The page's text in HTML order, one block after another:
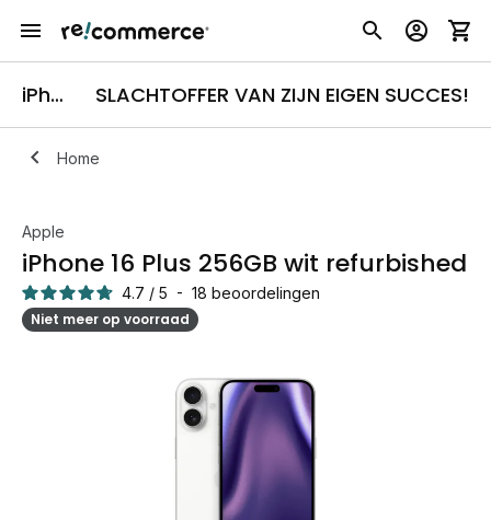
iPhone 16 Plus SLACHTOFFER VAN ZIJN EIGEN SUCCES!
Home
Apple
iPhone 16 Plus 256GB wit refurbished
4.7 / 5 - 18 beoordelingen
Niet meer op voorraad